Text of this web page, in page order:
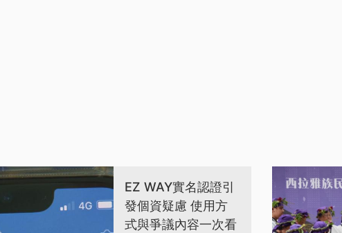
EZ WAY實名認證引
發個資疑慮 使用方
式與爭議內容一次看